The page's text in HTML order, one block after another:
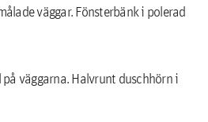
väggar. Fönsterbänk i polerad
väggarna. Halvrunt duschhörn i